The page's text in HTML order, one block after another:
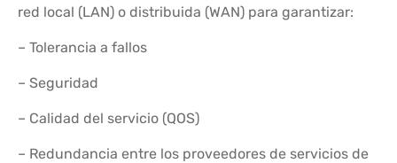
red local (LAN) o distribuida (WAN) para garantizar:
– Tolerancia a fallos
– Seguridad
– Calidad del servicio (QOS)
– Redundancia entre los proveedores de servicios de